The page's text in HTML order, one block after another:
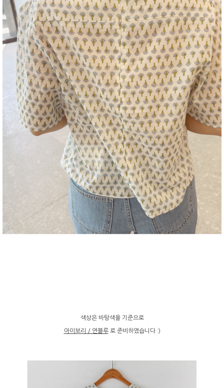
색상은 바탕색을 기준으로
아이보리 / 연블루로 준비하였습니다 :)